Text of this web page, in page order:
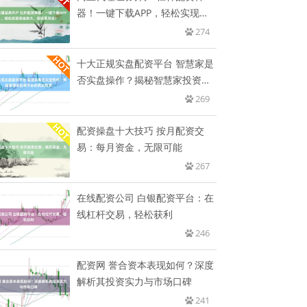
器！一键下载APP，轻松实现资
274
十大正规实盘配资平台 智慧家是
否实盘操作？揭秘智慧家投资平
269
配资操盘十大技巧 按月配资交
易：每月资金，无限可能
267
在线配资公司 白银配资平台：在
线杠杆交易，轻松获利
246
配资网 誉合资本表现如何？深度
解析其投资实力与市场口碑
241